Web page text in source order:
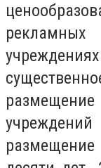
размещение